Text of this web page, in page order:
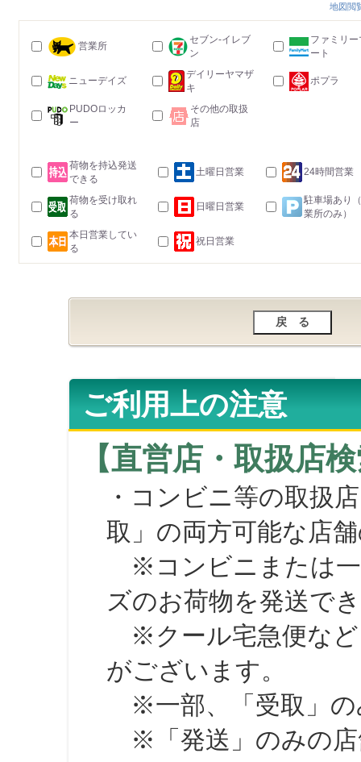
地図閲
営業所
セブン-イレブ
ン
ファミリー
ート
ニューデイズ
デイリーヤマザ
キ
ポプラ
PUDOロッカ
ー
その他の取扱
店
荷物を持込発送
できる
土曜日営業 24時間営業
荷物を受け取れ
る
日曜日営業
駐車場あり
業所のみ）
本日営業してい
る
祝日営業
ご利用上の注意
【直営店・取扱店
・コンビニ等の取扱
取」の両方可能な店
※コンビニまたは一
ズのお荷物を発送で
※クール宅急便など
がございます。
※一部、「受取」の
※「発送」のみの店